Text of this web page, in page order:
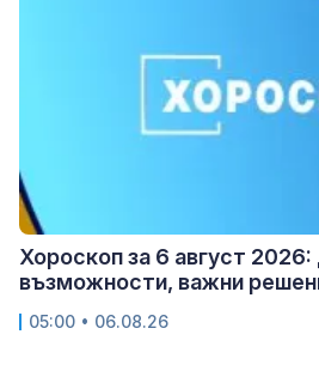
Хороскоп за 6 август
възможности, важни
05:00 • 06.08.26